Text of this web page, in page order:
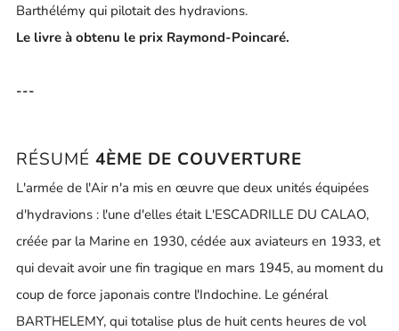
Barthélémy qui pilotait des hydravions.
Le livre à obtenu le prix Raymond-Poincaré.
---
RÉSUMÉ 4ÈME DE COUVERTURE
L'armée de l'Air n'a mis en œuvre que deux unités équipées
d'hydravions : l'une d'elles était L'ESCADRILLE DU CALAO,
créée par la Marine en 1930, cédée aux aviateurs en 1933, et
qui devait avoir une fin tragique en mars 1945, au moment du
coup de force japonais contre l'Indochine. Le général
BARTHELEMY, qui totalise plus de huit cents heures de vol